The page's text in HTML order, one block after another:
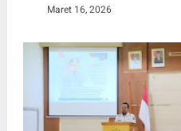
Maret 16, 2026